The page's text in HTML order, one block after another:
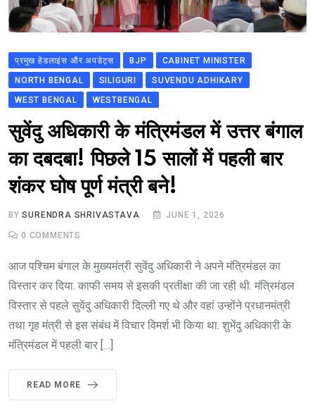
प्रमुख हेडलाइंस और अपडेट्स BJP
CABINET MINISTER
NORTH BENGAL
SILIGURI
SUVENDU ADHIKARY
WEST BENGAL
WESTBENGAL
सुवेंदु अधिकारी के मंत्रिमंडल में उत्तर बंगाल
का दबदबा! पिछले 15 सालों में पहली बार
शंकर घोष पूर्ण मंत्री बने!
BYSURENDRA SHRIVASTAVA JUNE 1, 2026
0 COMMENTS
आज पश्चिम बंगाल के मुख्यमंत्री सुवेंदु अधिकारी ने अपने मंत्रिमंडल का
विस्तार कर दिया. काफी समय से इसकी प्रतीक्षा की जा रही थी. मंत्रिमंडल
विस्तार से पहले सुवेंदु अधिकारी दिल्ली गए थे और वहां उन्होंने प्रधानमंत्री
तथा गृह मंत्री से इस संबंध में विचार विमर्श भी किया था. शुभेंदु अधिकारी के
मंत्रिमंडल में पहली बार […]
READ MORE